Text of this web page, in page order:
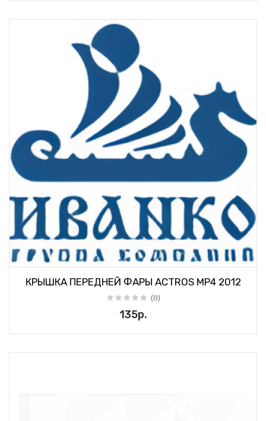
КРЫШКА ПЕРЕДНЕЙ ФАРЫ ACTROS MP4 2012
(0)
135р.